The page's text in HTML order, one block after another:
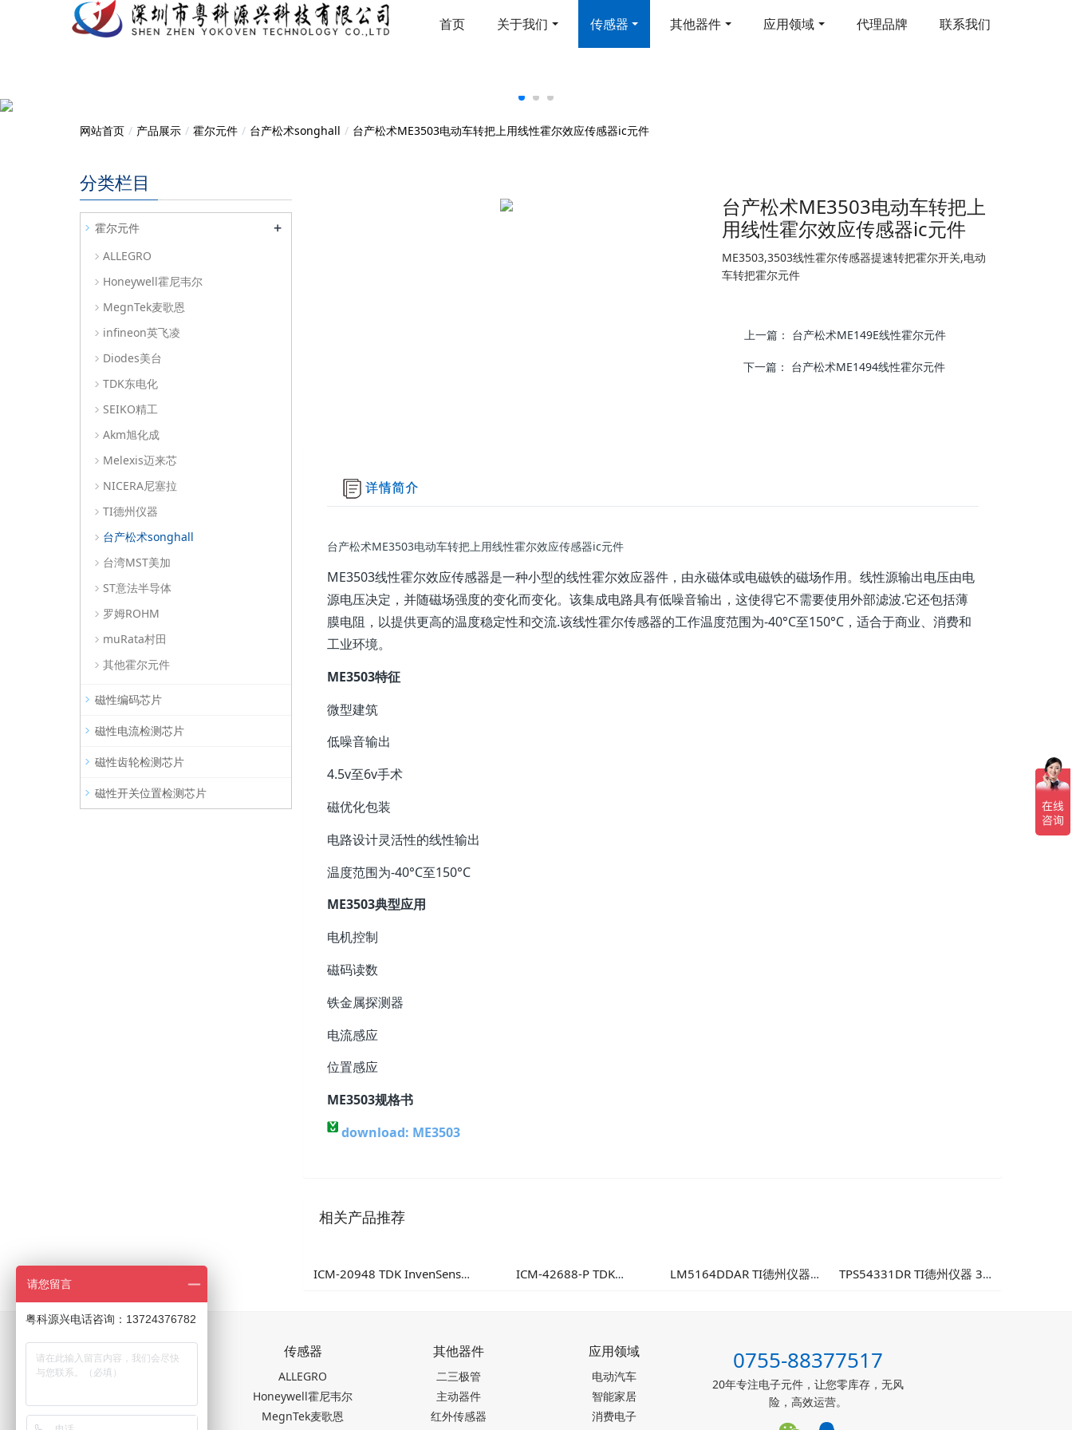
首页 关于我们 传感器 其他器件 应用领域 代理品牌 联系我们
网站首页 产品展示 霍尔元件 台产松术songhall 台产松术ME3503电动车转把上用线性霍尔效应传感器ic元件
分类栏目
霍尔元件 +
ALLEGRO
Honeywell霍尼韦尔
MegnTek麦歌恩
infineon英飞凌
Diodes美台
TDK东电化
SEIKO精工
Akm旭化成
Melexis迈来芯
NICERA尼塞拉
TI德州仪器
台产松术songhall
台湾MST美加
ST意法半导体
罗姆ROHM
muRata村田
其他霍尔元件
磁性编码芯片
磁性电流检测芯片
磁性齿轮检测芯片
磁性开关位置检测芯片
台产松术ME3503电动车转把上
用线性霍尔效应传感器ic元件
ME3503,3503线性霍尔传感器提速转把霍尔开关,电动
车转把霍尔元件
上一篇： 台产松术ME149E线性霍尔元件
下一篇： 台产松术ME1494线性霍尔元件
台产松术ME3503电动车转把上用线性霍尔效应传感器ic元件
ME3503线性霍尔效应传感器是一种小型的线性霍尔效应器件，由永磁体或电磁铁的磁场作用。线性源输出电压由电
源电压决定，并随磁场强度的变化而变化。该集成电路具有低噪音输出，这使得它不需要使用外部滤波.它还包括薄
膜电阻，以提供更高的温度稳定性和交流.该线性霍尔传感器的工作温度范围为-40°C至150°C，适合于商业、消费和
工业环境。
ME3503特征
微型建筑
低噪音输出
4.5v至6v手术
磁优化包装
电路设计灵活性的线性输出
温度范围为-40°C至150°C
ME3503典型应用
电机控制
磁码读数
铁金属探测器
电流感应
位置感应
ME3503规格书
download: ME3503
相关产品推荐
ICM-20948 TDK InvenSense
ICM-42688-P TDK
LM5164DDAR TI德州仪器
TPS54331DR TI德州仪器 3A
关于我们
联系我们
传感器
ALLEGRO
Honeywell霍尼韦尔
MegnTek麦歌恩
其他器件
二三极管
主动器件
红外传感器
应用领域
电动汽车
智能家居
消费电子
0755-88377517
20年专注电子元件，让您零库存，无风
险，高效运营。
请您留言
粤科源兴电话咨询：13724376782